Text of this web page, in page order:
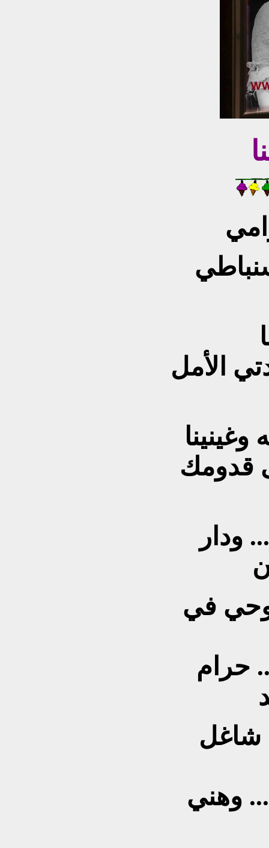
الأمل
قدومك
ودار
في
حرام
شاغل
وهني